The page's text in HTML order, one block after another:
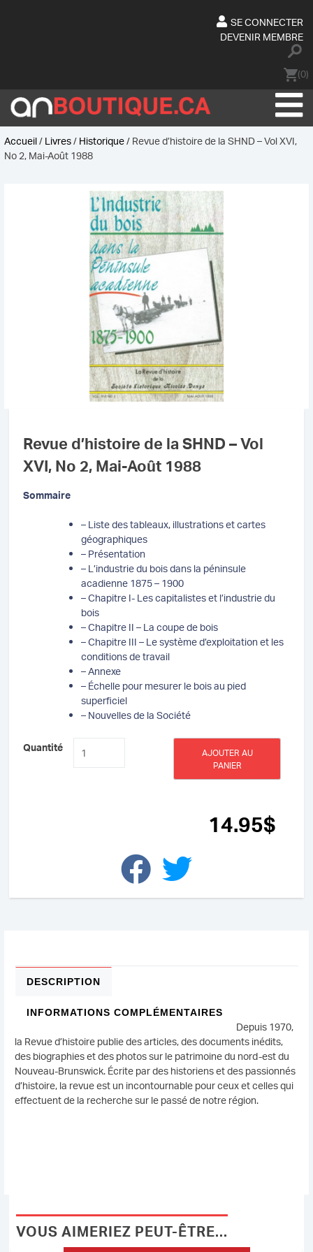
SE CONNECTER
DEVENIR MEMBRE
(0)
Accueil/ Livres/ Historique/ Revue d’histoire de la SHND – Vol XVI,
No 2, Mai-Août 1988
Revue d’histoire de la SHND – Vol
XVI, No 2, Mai-Août 1988
Sommaire
– Liste des tableaux, illustrations et cartes
géographiques
– Présentation
– L’industrie du bois dans la péninsule
acadienne 1875 – 1900
– Chapitre I- Les capitalistes et l’industrie du
bois
– Chapitre II – La coupe de bois
– Chapitre III – Le système d’exploitation et les
conditions de travail
– Annexe
– Échelle pour mesurer le bois au pied
superficiel
– Nouvelles de la Société
Quantité
AJOUTER AU
PANIER
14.95$
DESCRIPTION
INFORMATIONS COMPLÉMENTAIRES
Depuis 1970,
la Revue d’histoire publie des articles, des documents inédits,
des biographies et des photos sur le patrimoine du nord-est du
Nouveau-Brunswick. Écrite par des historiens et des passionnés
d’histoire, la revue est un incontournable pour ceux et celles qui
effectuent de la recherche sur le passé de notre région.
VOUS AIMERIEZ PEUT-ÊTRE...